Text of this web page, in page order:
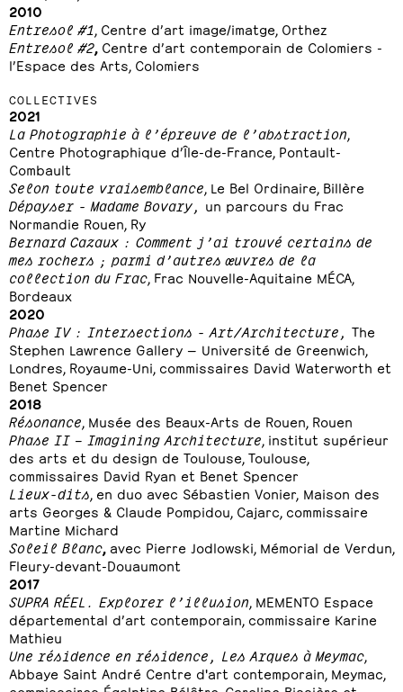
2010
Entresol #1 , Centre d’art image/imatge, Orthez
Entresol #2 Centre d’art contemporain de Colomiers -
l’Espace des Arts, Colomiers
COLLECTIVES
2021
La Photographie à l’épreuve de l’abstraction
Centre Photographique d’Île-de-France, Pontault-
Combault
Selon toute vraisemblance , Le Bel Ordinaire, Billère
Dépayser - Madame Bovary,
un parcours du Frac
Normandie Rouen, Ry
Bernard Cazaux : Comment j’ai trouvé certains de
mes rochers ; parmi d’autres œuvres de la
collection du Frac , Frac Nouvelle-Aquitaine MÉCA,
Bordeaux
2020
Phase IV : Intersections - Art/Architecture,
The
Stephen Lawrence Gallery — Université de Greenwich,
Londres, Royaume-Uni, commissaires David Waterworth et
Benet Spencer
2018
Résonance , Musée des Beaux-Arts de Rouen, Rouen
Phase II – Imagining Architecture , institut supérieur
des arts et du design de Toulouse, Toulouse,
commissaires David Ryan et Benet Spencer
Lieux-dits , en duo avec Sébastien Vonier, Maison des
arts Georges & Claude Pompidou, Cajarc, commissaire
Martine Michard
Soleil Blanc avec Pierre Jodlowski, Mémorial de Verdun,
Fleury-devant-Douaumont
2017
SUPRA RÉEL. Explorer l’illusion , MEMENTO Espace
départemental d’art contemporain, commissaire Karine
Mathieu
Une résidence en résidence, Les Arques à Meymac
Abbaye Saint André Centre d'art contemporain, Meymac,